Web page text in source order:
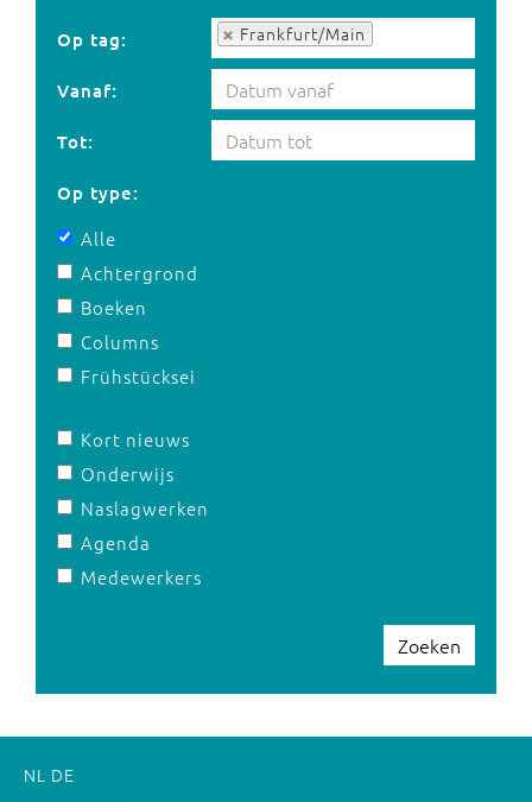
Op tag: Frankfurt/Main
Op tag:
Vanaf:
Tot:
Op type:
Alle
Achtergrond
Boeken
Columns
Frühstücksei
Kort nieuws
Onderwijs
Naslagwerken
Agenda
Medewerkers
Zoeken
NL DE